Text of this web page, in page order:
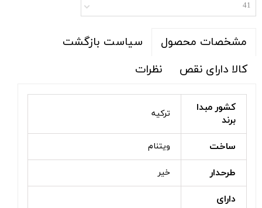
41
مشخصات محصول
سیاست بازگشت
کالا دارای نقص
نظرات
کشور مبدا
برند
ترکیه
ساخت ویتنام
طرحدار خیر
دارای